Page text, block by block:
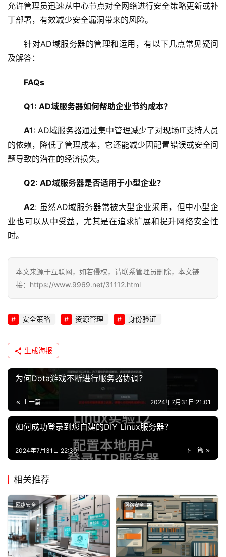
运
维
允许管理员迅速从中心节点对全网络进行安全策略更新或补
丁部署，有效减少安全漏洞带来的风险。
针对AD域服务器的管理和运用，有以下几点常见疑问
及解答：
FAQs
Q1: AD域服务器如何帮助企业节约成本？
A1: AD域服务器通过集中管理减少了对现场IT支持人员
的依赖，降低了管理成本，它还能减少因配置错误或安全问
题导致的潜在的经济损失。
Q2: AD域服务器是否适用于小型企业？
A2: 虽然AD域服务器常被大型企业采用，但中小型企
业也可以从中受益，尤其是在追求扩展和提升网络安全性
时。
本文来源于互联网，如若侵权，请联系管理员删除，本文链
接：https://www.9969.net/31112.html
安全策略 资源管理 身份验证
生成海报
为何Dota游戏不断进行服务器协调？
上一篇 2024年7月31日 21:01
如何成功登录到您自建的DIY Linux服务器？
下一篇
2024年7月31日 22:30
相关推荐
网络安全 网络安全